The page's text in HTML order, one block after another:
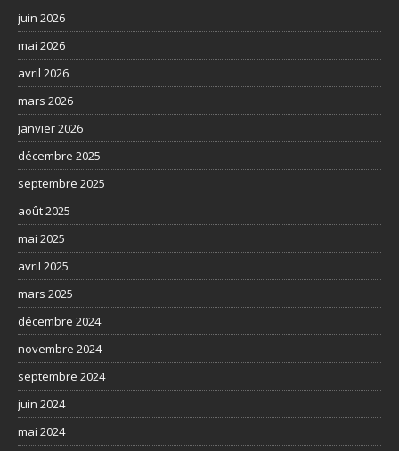
juin 2026
mai 2026
avril 2026
mars 2026
janvier 2026
décembre 2025
septembre 2025
août 2025
mai 2025
avril 2025
mars 2025
décembre 2024
novembre 2024
septembre 2024
juin 2024
mai 2024